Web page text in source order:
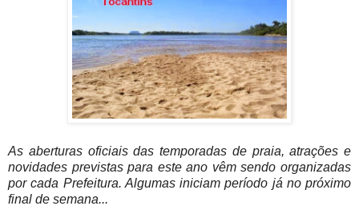
As aberturas oficiais das temporadas de praia, atrações e
novidades previstas para este ano vêm sendo organizadas
por cada Prefeitura. Algumas iniciam período já no próximo
final de semana...